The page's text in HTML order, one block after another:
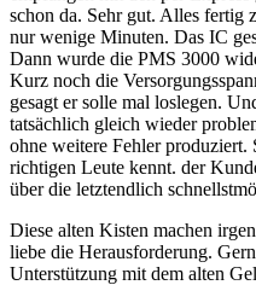
schon da. Sehr gut. Alles fertig
nur wenige Minuten. Das IC
Dann wurde die PMS 3000
Kurz noch die
gesagt er solle mal loslegen.
tatsächlich gleich wieder
ohne weitere Fehler produziert.
richtigen Leute kennt. der
über die letztendlich
Diese alten Kisten machen
liebe die Herausforderung.
Unterstützung mit dem alten